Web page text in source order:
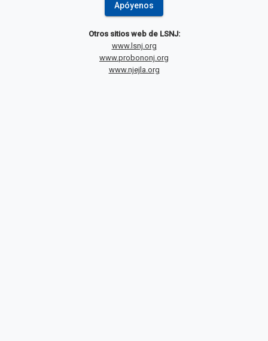
Apóyenos
Otros sitios web de LSNJ:
www.lsnj.org
www.probononj.org
www.njejla.org